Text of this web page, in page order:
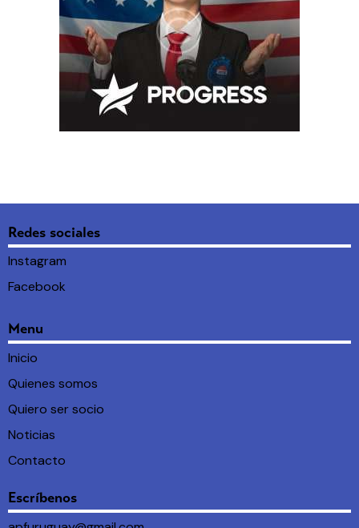
Redes sociales
Instagram
Facebook
Menu
Inicio
Quienes somos
Quiero ser socio
Noticias
Contacto
Escríbenos